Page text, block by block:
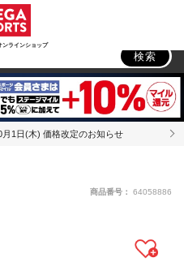
ンラインショップ
検索
1日(木) 価格改定のお知らせ
商品番号： 64058886